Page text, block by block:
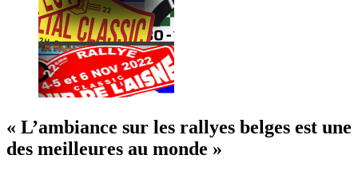
« L’ambiance sur les rallyes belges est une
des meilleures au monde »